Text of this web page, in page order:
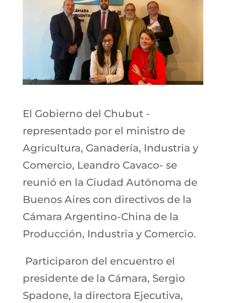
El Gobierno del Chubut -
representado por el ministro de
Agricultura, Ganadería, Industria y
Comercio, Leandro Cavaco- se
reunió en la Ciudad Autónoma de
Buenos Aires con directivos de la
Cámara Argentino-China de la
Producción, Industria y Comercio.
Participaron del encuentro el
presidente de la Cámara, Sergio
Spadone, la directora Ejecutiva,